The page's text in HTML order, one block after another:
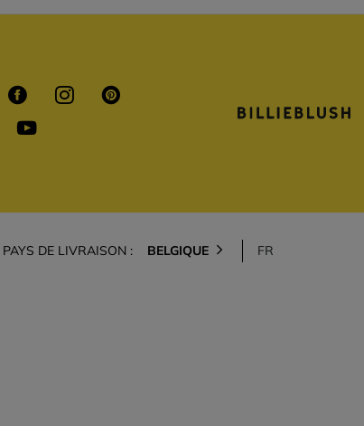
PAYS DE LIVRAISON : BELGIQUE FR